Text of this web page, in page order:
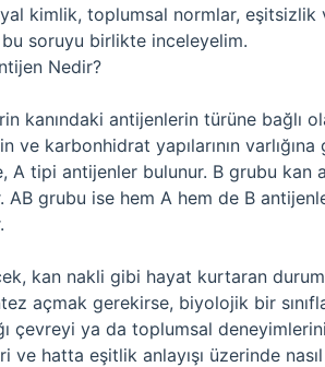
kimlik, toplumsal normlar, eşitsizlik
soruyu birlikte inceleyelim.
Nedir?
kanındaki antijenlerin türüne bağlı
ve karbonhidrat yapılarının
A tipi antijenler bulunur. B grubu kan
AB grubu ise hem A hem de B
kan nakli gibi hayat kurtaran
açmak gerekirse, biyolojik bir
çevreyi ya da toplumsal
ve hatta eşitlik anlayışı üzerinde